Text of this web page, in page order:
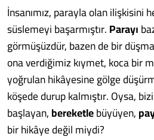
İnsanımız, parayla olan ilişkisini
süslemeyi başarmıştır.Parayı
görmüşüzdür, bazen de bir
ona verdiğimiz kıymet, koca bir
yoğrulan hikâyesine gölge
köşede durup kalmıştır. Oysa,
başlayan,bereketlebüyüyen,
bir hikâye değil miydi?